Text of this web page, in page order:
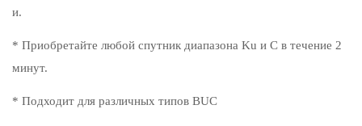
и.
* Приобретайте любой спутник диапазона Ku и C в течение 2
минут.
* Подходит для различных типов BUC